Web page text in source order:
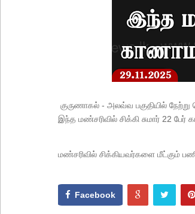
குருணாகல் - அலவ்வ பகுதியில் நேற்று
இந்த மண்சரிவில் சிக்கி சுமார் 22 பேர்
மண்சரிவில் சிக்கியவர்களை மீட்கும்
Facebook